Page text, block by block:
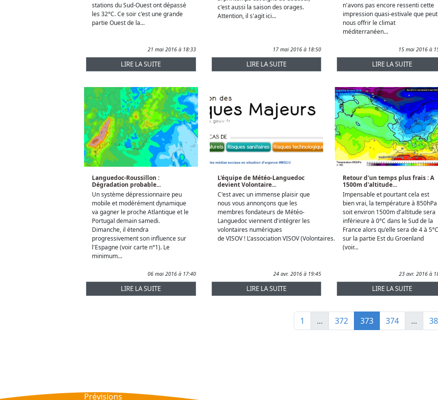
stations du Sud-Ouest ont dépassé
les 32°C. Ce soir c'est une grande
partie Ouest de la...
21 mai 2016 à 18:33
LIRE LA SUITE
c'est aussi la saison des orages.
Attention, il s'agit ici...
17 mai 2016 à 18:50
LIRE LA SUITE
n'avons pas encore ressenti cette
impression quasi-estivale que peut
nous offrir le climat
méditerranéen...
15 mai 2016 à
LIRE LA SUITE
Languedoc-Roussillon :
Dégradation probable...
Un système dépressionnaire peu
mobile et modérément dynamique
va gagner le proche Atlantique et le
Portugal demain samedi.
Dimanche, il étendra
progressivement son influence sur
l'Espagne (voir carte n°1). Le
minimum...
06 mai 2016 à 17:40
LIRE LA SUITE
L'équipe de Météo-Languedoc
devient Volontaire...
C'est avec un immense plaisir que
nous vous annonçons que les
membres fondateurs de Météo-
Languedoc viennent d'intégrer les
volontaires numériques
de VISOV ! L’association VISOV (Volontaires...
24 avr. 2016 à 19:45
LIRE LA SUITE
Retour d'un temps plus frais : A
1500m d'altitude...
Impensable et pourtant cela est
bien vrai, la température à 850hPa
soit environ 1500m d'altitude sera
inférieure à 0°C dans le Sud de la
France alors qu'elle sera de 4 à
sur la partie Est du Groenland
(voir...
23 avr. 2016 à
LIRE LA SUITE
1 ... 372 373 374 ...
Prévisions